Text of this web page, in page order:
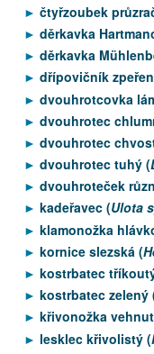
čtyřzoubek
děrkavka
děrkavka
dřípovičník
dvouhrotcovka
dvouhrotec
dvouhrotec
dvouhrotec tuhý (
dvouhroteček
kadeřavec (Ulota
klamonožka
kornice slezská (
kostrbatec
kostrbatec zelený
křivonožka
lesklec křivolistý (